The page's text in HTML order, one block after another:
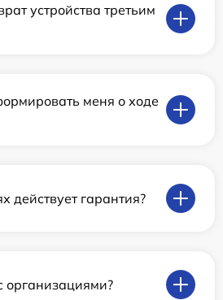
устройства третьим
меня о ходе
действует гарантия?
организациями?